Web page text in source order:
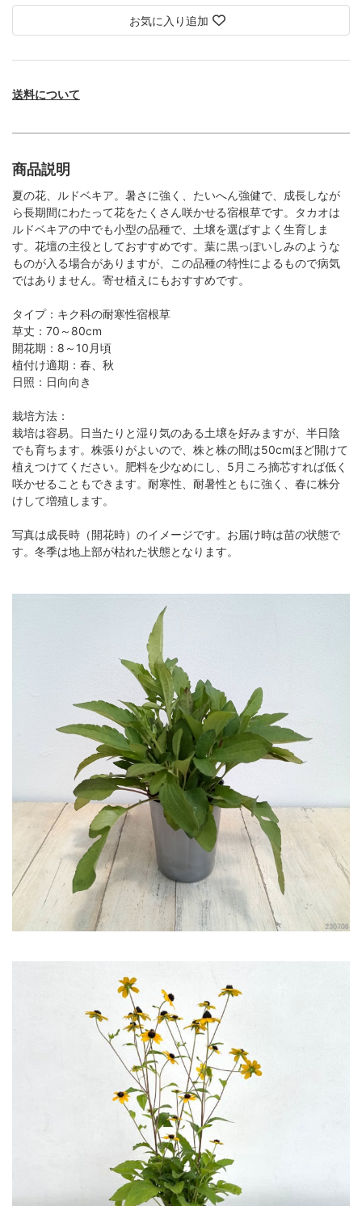
お気に入り追加
送料について
商品説明
夏の花、ルドベキア。暑さに強く、たいへん強健で、成長しなが
ら長期間にわたって花をたくさん咲かせる宿根草です。タカオは
ルドベキアの中でも小型の品種で、土壌を選ばすよく生育しま
す。花壇の主役としておすすめです。葉に黒っぽいしみのような
ものが入る場合がありますが、この品種の特性によるもので病気
ではありません。寄せ植えにもおすすめです。
タイプ：キク科の耐寒性宿根草
草丈：70～80cm
開花期：8～10月頃
植付け適期：春、秋
日照：日向向き
栽培方法：
栽培は容易。日当たりと湿り気のある土壌を好みますが、半日陰
でも育ちます。株張りがよいので、株と株の間は50cmほど開けて
植えつけてください。肥料を少なめにし、5月ころ摘芯すれば低く
咲かせることもできます。耐寒性、耐暑性ともに強く、春に株分
けして増殖します。
写真は成長時（開花時）のイメージです。お届け時は苗の状態で
す。冬季は地上部が枯れた状態となります。